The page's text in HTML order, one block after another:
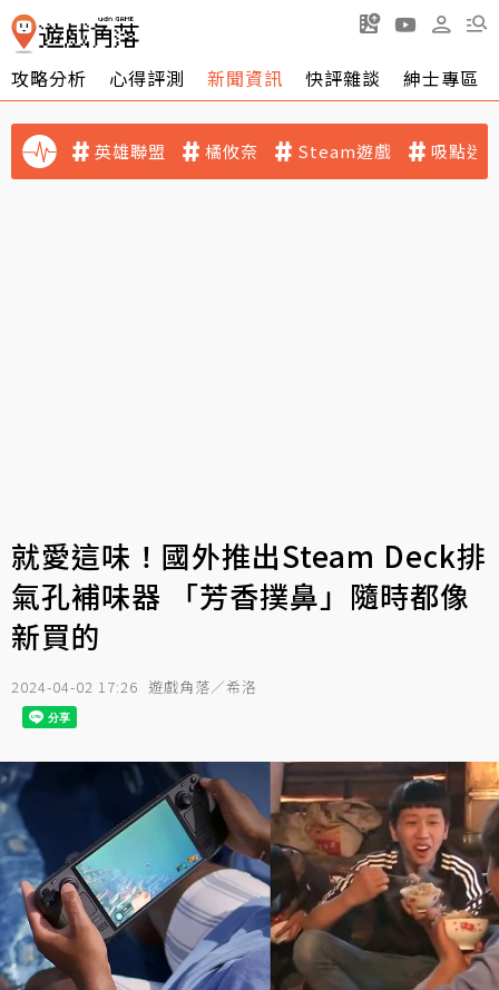
攻略分析 心得評測 新聞資訊 快評雜談 紳士專區
英雄聯盟 橘攸奈 Steam遊戲 吸點迷
就愛這味！國外推出Steam Deck排
氣孔補味器 「芳香撲鼻」隨時都像
新買的
2024-04-02 17:26 遊戲角落／希洛